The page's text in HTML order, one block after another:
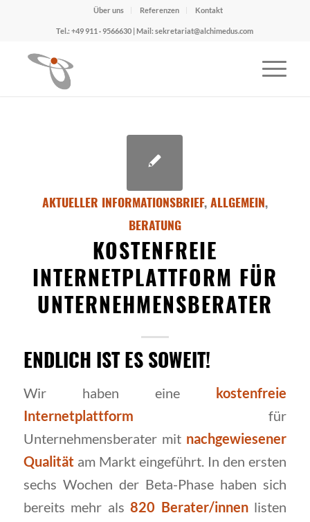
Über uns Referenzen Kontakt
Tel.: +49 911 · 9566630 | Mail: sekretariat@alchimedus.com
AKTUELLER INFORMATIONSBRIEF,ALLGEMEIN,
BERATUNG
KOSTENFREIE
INTERNETPLATTFORM FÜR
UNTERNEHMENSBERATER
ENDLICH IST ES SOWEIT!
Wir haben eine
kostenfreie
Internetplattform für
Unternehmensberater mit nachgewiesener
Qualität am Markt eingeführt. In den ersten
sechs Wochen der Beta-Phase haben sich
bereits mehr als820 Berater/innenlisten